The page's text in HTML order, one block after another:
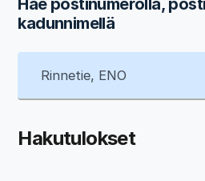
Hae postinumerolla,
kadunnimellä
Hakutulokset